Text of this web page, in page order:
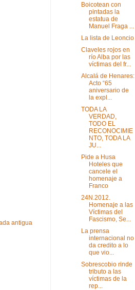
antigua
Boicotean con
pintadas la
estatua de
Manuel Fraga ...
La lista de Leoncio
Claveles rojos en
río Alba por las
víctimas del fr...
Alcalá de Henares:
Acto “65
aniversario de
la expl...
TODA LA
VERDAD,
TODO EL
RECONOCIMIE
NTO, TODA LA
JU...
Pide a Husa
Hoteles que
cancele el
homenaje a
Franco
24N.2012.
Homenaje a las
Víctimas del
Fascismo, Se...
La prensa
internacional no
da credito a lo
que vio...
Sobrescobio rinde
tributo a las
víctimas de la
rep...